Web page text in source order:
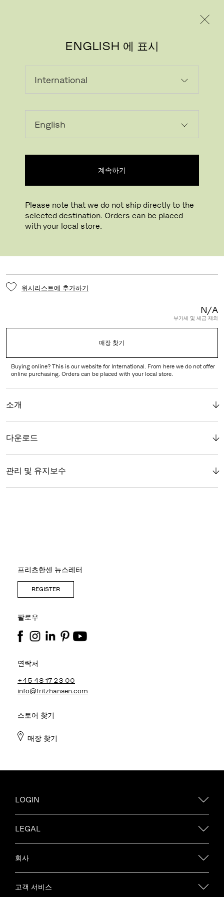
ENGLISH 에 표시
계속하기
Please note that we do not ship directly to the
selected destination. Orders can be placed
with your local store.
이미지 다운로드 클릭하여 확대하기
CASTOR, HARD WITH BRAKES
위시리스트에 추가하기
N/A
부가세 및 세금 제외
매장 찾기
Buying online? This is our website for International. From here we do not offer
online purchasing. Orders can be placed with your local store.
소개
다운로드
관리 및 유지보수
프리츠한센 뉴스레터
REGISTER
팔로우
연락처
+45 48 17 23 00
info@fritzhansen.com
스토어 찾기
매장 찾기
LOGIN
LEGAL
회사
고객 서비스